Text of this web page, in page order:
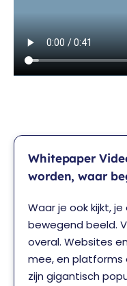
Whitepaper
worden, waar
Waar je ook kijkt,
bewegend beeld.
overal. Websites
mee, en platforms
zijn gigantisch